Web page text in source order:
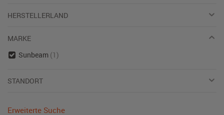
HERSTELLERLAND
MARKE
Sunbeam (1)
STANDORT
Erweiterte Suche